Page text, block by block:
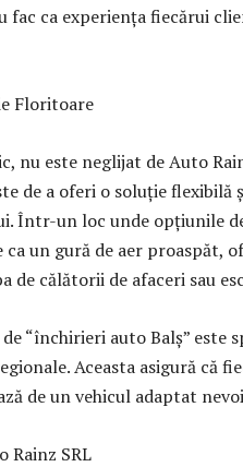
ca experiența fiecărui
Floritoare
nu este neglijat de Auto
de a oferi o soluție flexibilă
Într-un loc unde opțiunile
ca un gură de aer proaspăt,
de călătorii de afaceri sau
“închirieri auto Balș” este
Aceasta asigură că
de un vehicul adaptat
Rainz SRL